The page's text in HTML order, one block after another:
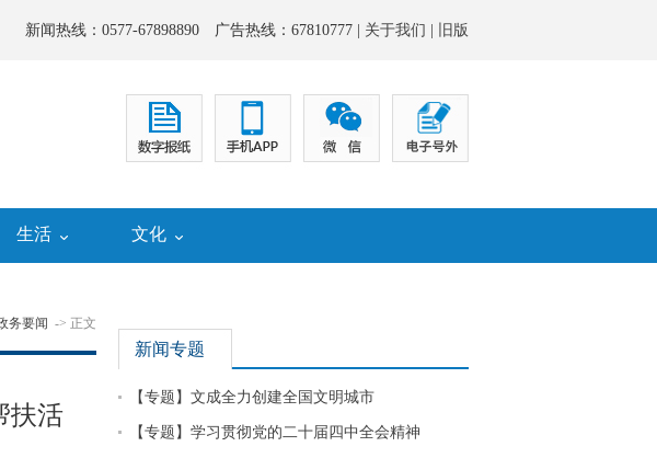
新闻热线：0577-67898890 广告热线：67810777 | 关于我们 旧版
生活 文化
务要闻 -> 正文
扶活
新闻专题
【专题】文成全力创建全国文明城市
【专题】学习贯彻党的二十届四中全会精神